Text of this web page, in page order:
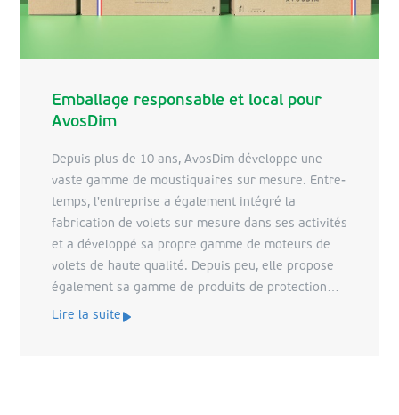
Emballage responsable et local pour
AvosDim
Depuis plus de 10 ans, AvosDim développe une
vaste gamme de moustiquaires sur mesure. Entre-
temps, l'entreprise a également intégré la
fabrication de volets sur mesure dans ses activités
et a développé sa propre gamme de moteurs de
volets de haute qualité. Depuis peu, elle propose
également sa gamme de produits de protection
solaire pour l'intérieur.
Lire la suite